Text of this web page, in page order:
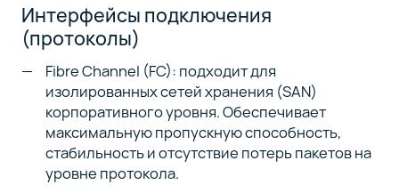
Интерфейсы подключения
(протоколы)
Fibre Channel (FC): подходит для
изолированных сетей хранения (SAN)
корпоративного уровня. Обеспечивает
максимальную пропускную способность,
стабильность и отсутствие потерь пакетов на
уровне протокола.